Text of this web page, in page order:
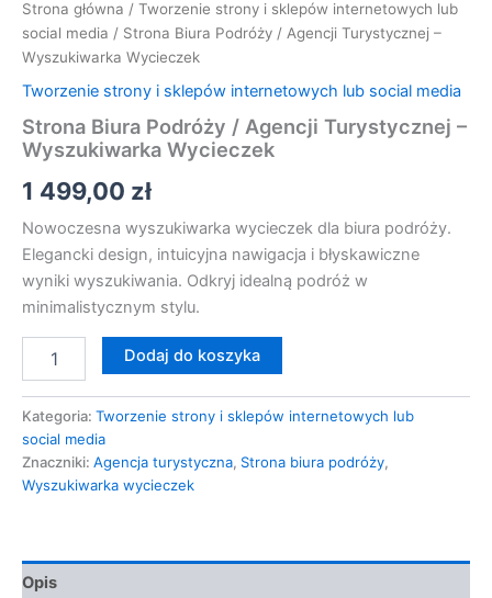
Strona główna / Tworzenie strony i sklepów internetowych lub
social media / Strona Biura Podróży / Agencji Turystycznej –
Wyszukiwarka Wycieczek
Tworzenie strony i sklepów internetowych lub social media
Strona Biura Podróży / Agencji Turystycznej –
Wyszukiwarka Wycieczek
1 499,00 zł
Nowoczesna wyszukiwarka wycieczek dla biura podróży.
Elegancki design, intuicyjna nawigacja i błyskawiczne
wyniki wyszukiwania. Odkryj idealną podróż w
minimalistycznym stylu.
Dodaj do koszyka
Kategoria: Tworzenie strony i sklepów internetowych lub
social media
Znaczniki: Agencja turystyczna, Strona biura podróży,
Wyszukiwarka wycieczek
Opis